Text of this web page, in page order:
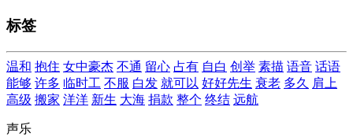
标签
温和 抱住 女中豪杰 不通 留心 占有 自白 创举 素描 语音 话语
能够 许多 临时工 不服 白发 就可以 好好先生 衰老 多久 肩上
高级 搬家 洋洋 新生 大海 捐款 整个 终结 远航
声乐